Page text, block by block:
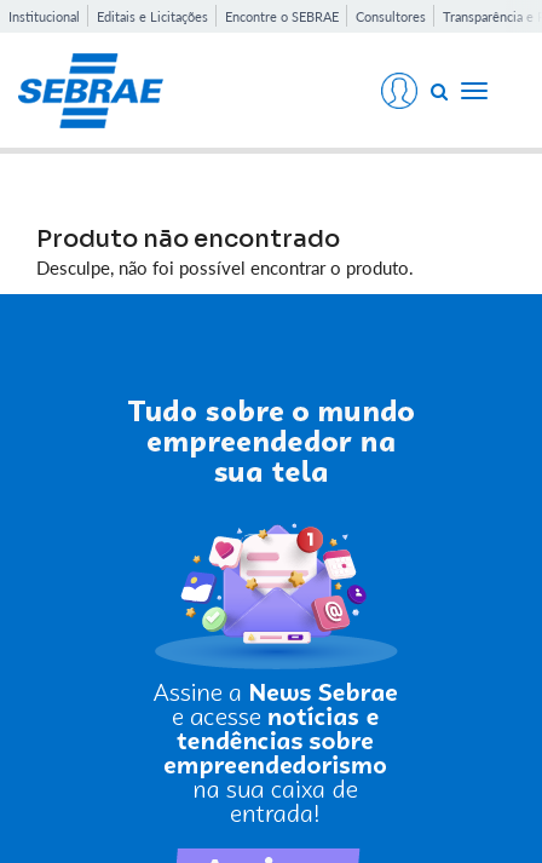
Institucional Editais e Licitações Encontre o SEBRAE Consultores Transparência e
Toggle
Produto não encontrado
Desculpe, não foi possível encontrar o produto.